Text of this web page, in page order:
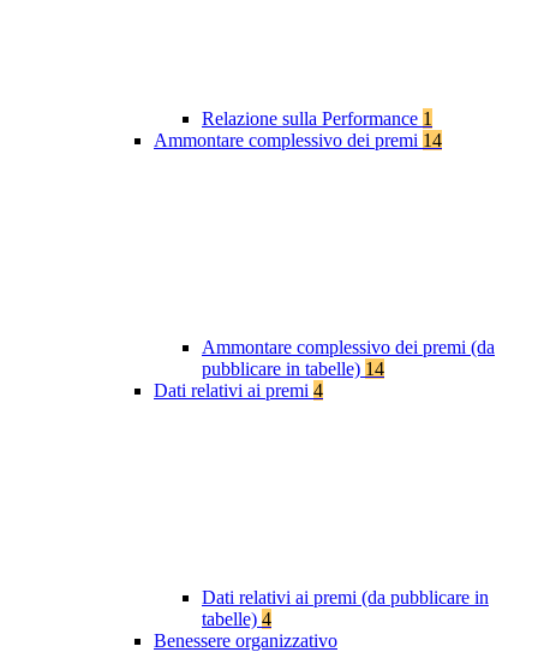
Relazione sulla Performance 1
Ammontare complessivo dei premi 14
Ammontare complessivo dei premi (da
pubblicare in tabelle) 14
Dati relativi ai premi 4
Dati relativi ai premi (da pubblicare in
tabelle) 4
Benessere organizzativo